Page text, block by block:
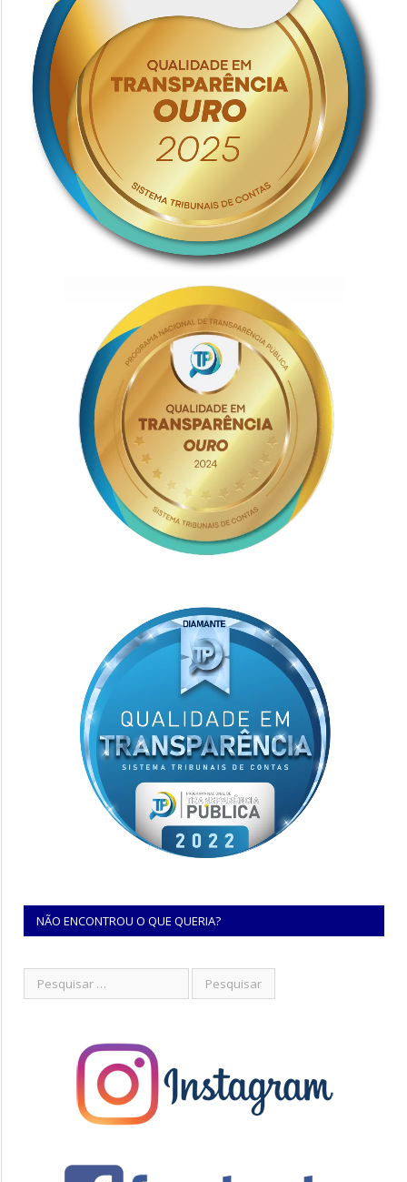
NÃO ENCONTROU O QUE QUERIA?